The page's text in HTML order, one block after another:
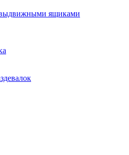
ящиками